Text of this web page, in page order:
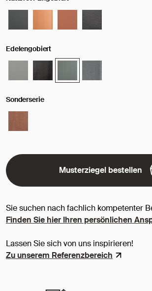
Edelengobiert
Sonderserie
Musterziegel bestellen
Sie suchen nach fachlich kompetenter
Finden Sie hier Ihren persönlichen
Lassen Sie sich von uns inspirieren!
Zu unserem Referenzbereich